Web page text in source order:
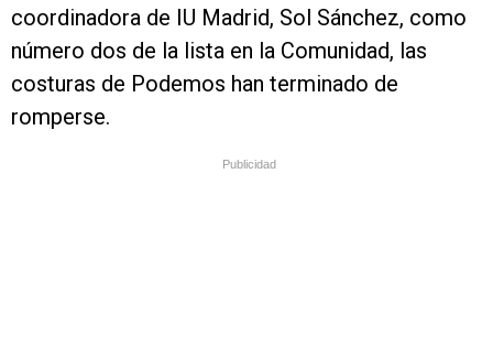
coordinadora de IU Madrid, Sol Sánchez, como
número dos de la lista en la Comunidad, las
costuras de Podemos han terminado de
romperse.
Publicidad